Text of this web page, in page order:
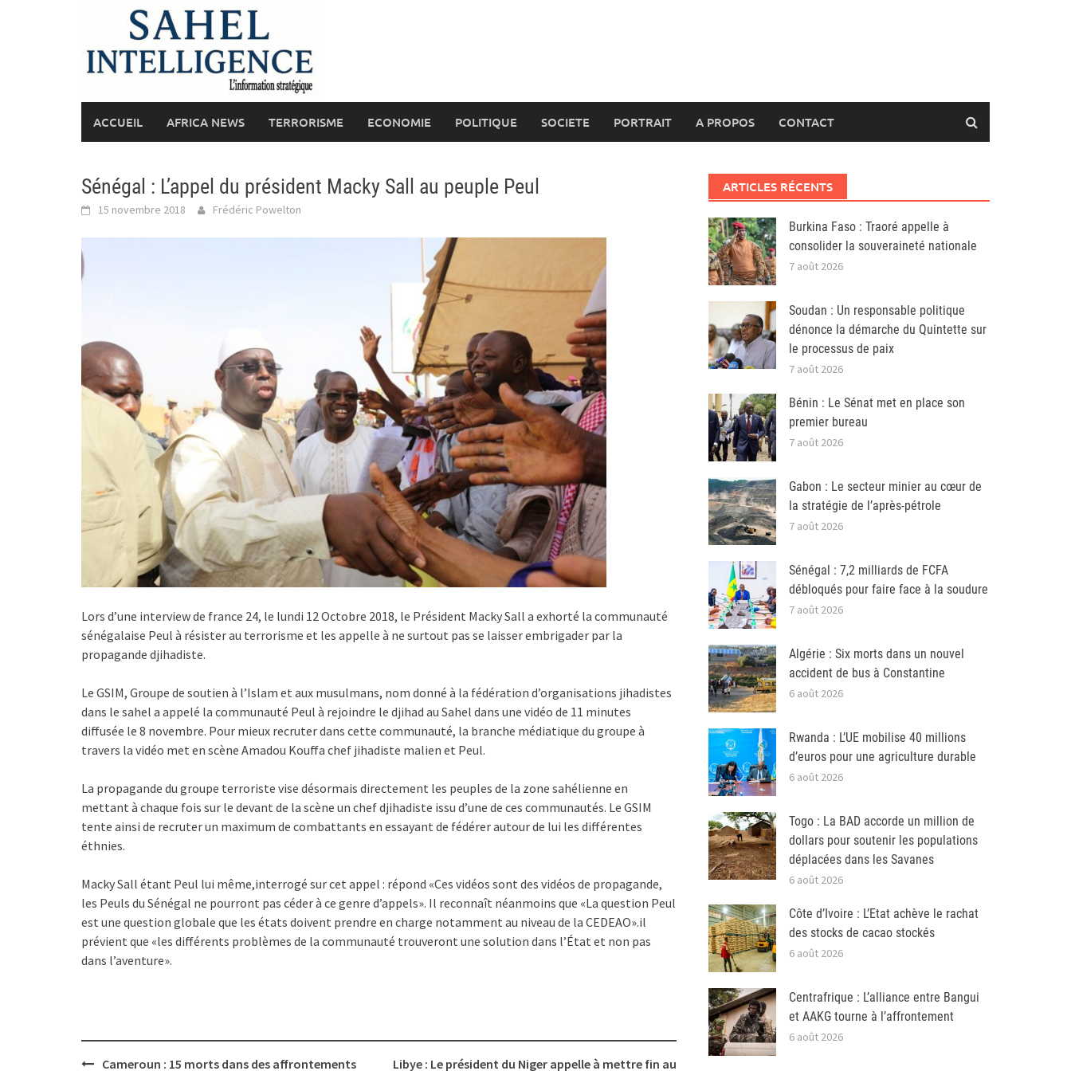
ACCUEIL AFRICA NEWS TERRORISME ECONOMIE POLITIQUE SOCIETE PORTRAIT A PROPOS CONTACT
Sénégal : L’appel du président Macky Sall au peuple Peul
15 novembre 2018 Frédéric Powelton
Lors d’une interview de france 24, le lundi 12 Octobre 2018, le Président Macky Sall a exhorté la communauté
sénégalaise Peul à résister au terrorisme et les appelle à ne surtout pas se laisser embrigader par la
propagande djihadiste.
Le GSIM, Groupe de soutien à l’Islam et aux musulmans, nom donné à la fédération d’organisations jihadistes
dans le sahel a appelé la communauté Peul à rejoindre le djihad au Sahel dans une vidéo de 11 minutes
diffusée le 8 novembre. Pour mieux recruter dans cette communauté, la branche médiatique du groupe à
travers la vidéo met en scène Amadou Kouffa chef jihadiste malien et Peul.
La propagande du groupe terroriste vise désormais directement les peuples de la zone sahélienne en
mettant à chaque fois sur le devant de la scène un chef djihadiste issu d’une de ces communautés. Le GSIM
tente ainsi de recruter un maximum de combattants en essayant de fédérer autour de lui les différentes
éthnies.
Macky Sall étant Peul lui même,interrogé sur cet appel : répond «Ces vidéos sont des vidéos de propagande,
les Peuls du Sénégal ne pourront pas céder à ce genre d’appels». Il reconnaît néanmoins que «La question Peul
est une question globale que les états doivent prendre en charge notamment au niveau de la CEDEAO».il
prévient que «les différents problèmes de la communauté trouveront une solution dans l’État et non pas
dans l’aventure».
PostCameroun : 15 morts dans des affrontements
Libye : Le président du Niger appelle à mettre fin au
ARTICLES RÉCENTS
Burkina Faso : Traoré appelle à
consolider la souveraineté nationale
7 août 2026
Soudan : Un responsable politique
dénonce la démarche du Quintette sur
le processus de paix
7 août 2026
Bénin : Le Sénat met en place son
premier bureau
7 août 2026
Gabon : Le secteur minier au cœur de
la stratégie de l’après-pétrole
7 août 2026
Sénégal : 7,2 milliards de FCFA
débloqués pour faire face à la soudure
7 août 2026
Algérie : Six morts dans un nouvel
accident de bus à Constantine
6 août 2026
Rwanda : L’UE mobilise 40 millions
d’euros pour une agriculture durable
6 août 2026
Togo : La BAD accorde un million de
dollars pour soutenir les populations
déplacées dans les Savanes
6 août 2026
Côte d’Ivoire : L’Etat achève le rachat
des stocks de cacao stockés
6 août 2026
Centrafrique : L’alliance entre Bangui
et AAKG tourne à l’affrontement
6 août 2026